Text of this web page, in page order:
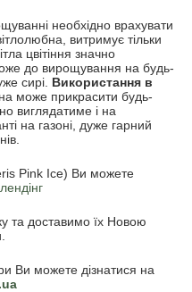
необхідно врахувати
витримує тільки
цвітіння значно
до вирощування на будь-
сирі. Використання в
може прикрасити будь-
виглядатиме і на
на газоні, дуже гарний
Pink Ice) Ви можете
та доставимо їх Новою
Ви можете дізнатися на